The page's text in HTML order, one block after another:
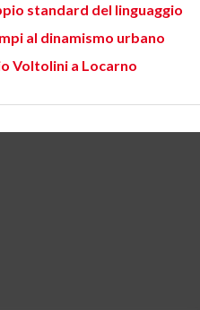
standard del linguaggio
al dinamismo urbano
Voltolini a Locarno